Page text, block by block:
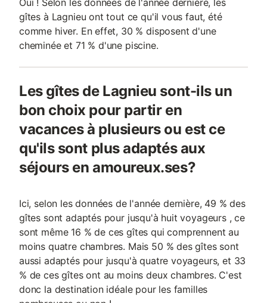
Oui ! Selon les données de l'année dernière, les
gîtes à Lagnieu ont tout ce qu'il vous faut, été
comme hiver. En effet, 30 % disposent d'une
cheminée et 71 % d'une piscine.
Les gîtes de Lagnieu sont-ils un
bon choix pour partir en
vacances à plusieurs ou est ce
qu'ils sont plus adaptés aux
séjours en amoureux.ses?
Ici, selon les données de l'année dernière, 49 % des
gîtes sont adaptés pour jusqu'à huit voyageurs , ce
sont même 16 % de ces gîtes qui comprennent au
moins quatre chambres. Mais 50 % des gîtes sont
aussi adaptés pour jusqu'à quatre voyageurs, et 33
% de ces gîtes ont au moins deux chambres. C'est
donc la destination idéale pour les familles